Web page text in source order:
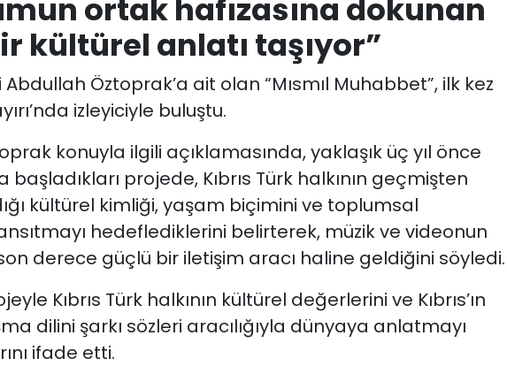
ortak hafızasına dokunan
kültürel anlatı taşıyor”
Abdullah Öztoprak’a ait olan “Mısmıl Muhabbet”, ilk kez
izleyiciyle buluştu.
konuyla ilgili açıklamasında, yaklaşık üç yıl önce
başladıkları projede, Kıbrıs Türk halkının geçmişten
kültürel kimliği, yaşam biçimini ve toplumsal
hedeflediklerini belirterek, müzik ve videonun
derece güçlü bir iletişim aracı haline geldiğini söyledi.
Kıbrıs Türk halkının kültürel değerlerini ve Kıbrıs’ın
dilini şarkı sözleri aracılığıyla dünyaya anlatmayı
ifade etti.